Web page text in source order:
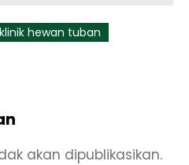
klinik hewan tuban
akan dipublikasikan.